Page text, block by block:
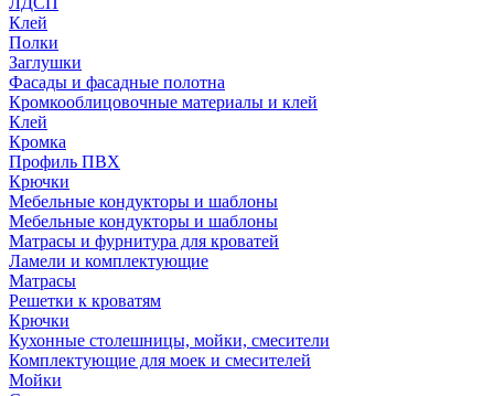
Клей
Полки
Заглушки
Фасады и фасадные полотна
Кромкооблицовочные материалы и клей
Клей
Кромка
Профиль ПВХ
Крючки
Мебельные кондукторы и шаблоны
Мебельные кондукторы и шаблоны
Матрасы и фурнитура для кроватей
Ламели и комплектующие
Матрасы
Решетки к кроватям
Крючки
Кухонные столешницы, мойки, смесители
Комплектующие для моек и смесителей
Мойки